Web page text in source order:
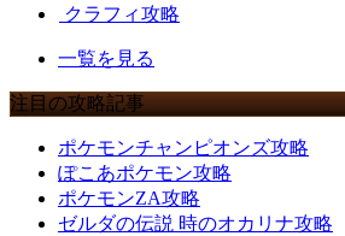
クラフィ攻略
一覧を見る
注目の攻略記事
ポケモンチャンピオンズ攻略
ぽこあポケモン攻略
ポケモンZA攻略
ゼルダの伝説 時のオカリナ攻略